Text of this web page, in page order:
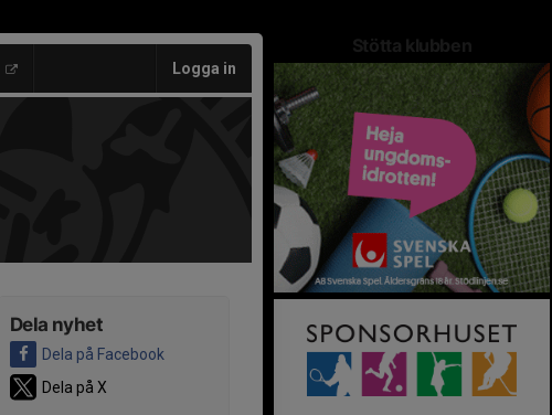
Logga in
Dela nyhet
Dela på Facebook
Dela på X
Stötta klubben